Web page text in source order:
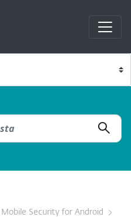
Mobile Security for Android